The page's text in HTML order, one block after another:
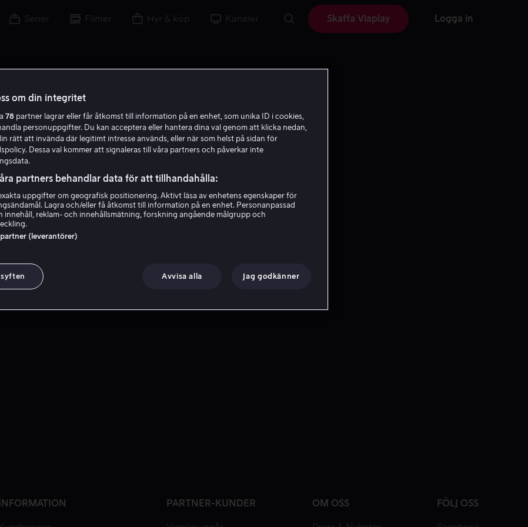
Serier Filmer Hyr & köp Kanaler Skaffa Viaplay Logga in
R M
Roy Marten
INFORMATION PARTNER-KUNDER OM OSS FÖLJ OSS
om din integritet
78 partner lagrar eller får åtkomst till information på en enhet, som unika ID i cookies,
personuppgifter. Du kan acceptera eller hantera dina val genom att klicka nedan,
rätt att invända där legitimt intresse används, eller när som helst på sidan för
Dessa val kommer att signaleras till våra partners och påverkar inte
partners behandlar data för att tillhandahålla:
uppgifter om geografisk positionering. Aktivt läsa av enhetens egenskaper för
Lagra och/eller få åtkomst till information på en enhet. Personanpassad
innehåll, reklam- och innehållsmätning, forskning angående målgrupp och
(leverantörer)
Avvisa alla Jag godkänner